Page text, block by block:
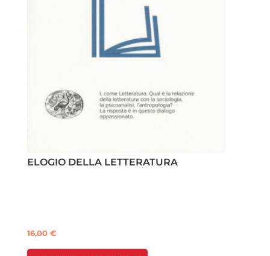
ELOGIO DELLA LETTERATURA
16,00€